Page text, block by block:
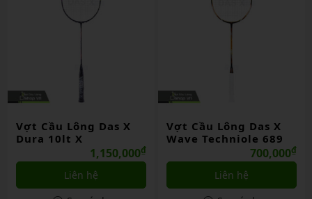
Vợt Cầu Lông Das X
Dura 10lt X
1,150,000₫
Liên hệ
Vợt Cầu Lông Das X
Wave Techniole 689
700,000₫
Liên hệ